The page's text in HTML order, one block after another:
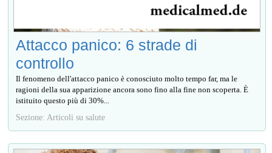
Attacco panico: 6 strade di
controllo
Il fenomeno dell'attacco panico è conosciuto molto tempo far, ma le
ragioni della sua apparizione ancora sono fino alla fine non scoperta. È
istituito questo più di 30%...
Sezione: Articoli su salute